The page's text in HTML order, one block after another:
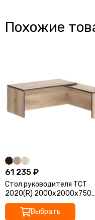
Похожие
61 235 ₽
Стол руководителя TCT
2020(R) 2000х2000х750
TORR
Выбрать